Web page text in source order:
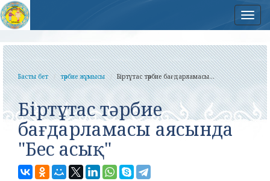
Басты бет тәрбие жұмысы Біртұтас тәрбие бағдарламасы...
Біртұтас тәрбие
бағдарламасы аясында
"Бес асық"